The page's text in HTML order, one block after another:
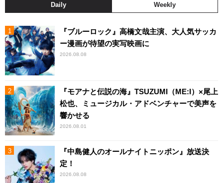
Daily Weekly
『ブルーロック』高橋文哉主演、大人気サッカ
ー漫画が待望の実写映画に
2026.08.08
『モアナと伝説の海』TSUZUMI（ME:I）×尾上
松也、ミュージカル・アドベンチャーで美声を
響かせる
2026.08.01
『中島健人のオールナイトニッポン』放送決
定！
2026.08.08